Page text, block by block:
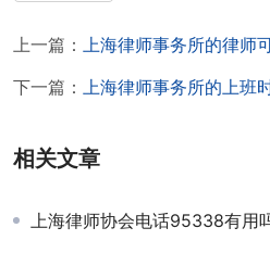
上一篇：
上海律师事务所的律师
下一篇：
上海律师事务所的上班
相关文章
上海律师协会电话95338有用